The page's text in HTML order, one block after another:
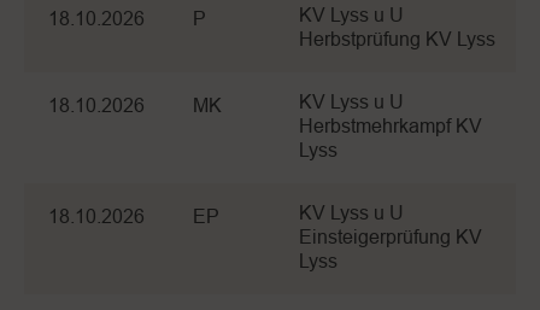
18.10.2026 P
KV Lyss u U
Herbstprüfung KV Lyss
18.10.2026 MK
KV Lyss u U
Herbstmehrkampf KV
Lyss
18.10.2026 EP
KV Lyss u U
Einsteigerprüfung KV
Lyss